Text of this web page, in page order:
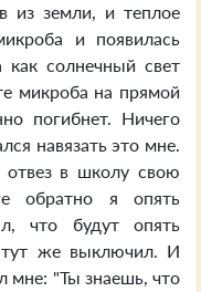
из земли, и теплое
и появилась
как солнечный свет
микроба на прямой
погибнет. Ничего
навязать это мне.
в школу свою
обратно я опять
что будут опять
же выключил. И
мне: "Ты знаешь, что